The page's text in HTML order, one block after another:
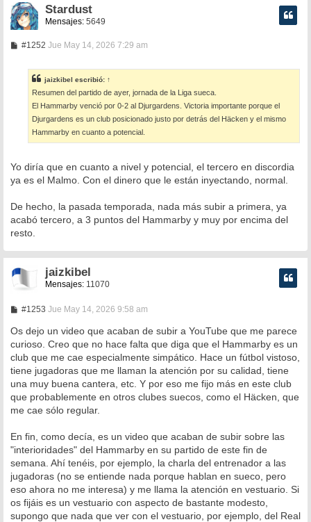
Stardust
Mensajes: 5649
#1252M
a
j
e
Jue May 14, 2026 7:29 am
jaizkibel escribió: ↑
Resumen del partido de ayer, jornada de la Liga sueca.
El Hammarby venció por 0-2 al Djurgardens. Victoria importante porque el
Djurgardens es un club posicionado justo por detrás del Häcken y el mismo
Hammarby en cuanto a potencial.
Yo diría que en cuanto a nivel y potencial, el tercero en discordia
ya es el Malmo. Con el dinero que le están inyectando, normal.
De hecho, la pasada temporada, nada más subir a primera, ya
acabó tercero, a 3 puntos del Hammarby y muy por encima del
resto.
jaizkibel
Mensajes: 11070
#1253M
n
s
a
j
Jue May 14, 2026 9:58 am
Os dejo un video que acaban de subir a YouTube que me parece
curioso. Creo que no hace falta que diga que el Hammarby es un
club que me cae especialmente simpático. Hace un fútbol vistoso,
tiene jugadoras que me llaman la atención por su calidad, tiene
una muy buena cantera, etc. Y por eso me fijo más en este club
que probablemente en otros clubes suecos, como el Häcken, que
me cae sólo regular.
En fin, como decía, es un video que acaban de subir sobre las
"interioridades" del Hammarby en su partido de este fin de
semana. Ahí tenéis, por ejemplo, la charla del entrenador a las
jugadoras (no se entiende nada porque hablan en sueco, pero
eso ahora no me interesa) y me llama la atención en vestuario. Si
os fijáis es un vestuario con aspecto de bastante modesto,
supongo que nada que ver con el vestuario, por ejemplo, del Real